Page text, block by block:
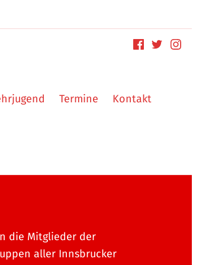
Termine Kontakt
die Mitglieder der
aller Innsbrucker